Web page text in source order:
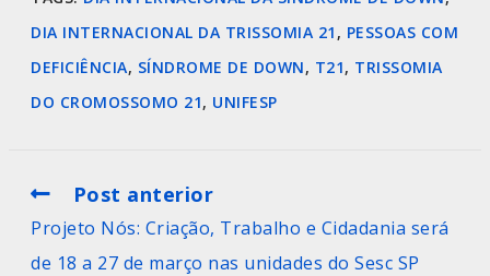
DIA INTERNACIONAL DA TRISSOMIA 21 , PESSOAS COM
DEFICIÊNCIA, SÍNDROME DE DOWN, T21, TRISSOMIA
DO CROMOSSOMO 21, UNIFESP
Post anterior
Projeto Nós: Criação, Trabalho e Cidadania será
de 18 a 27 de março nas unidades do Sesc SP